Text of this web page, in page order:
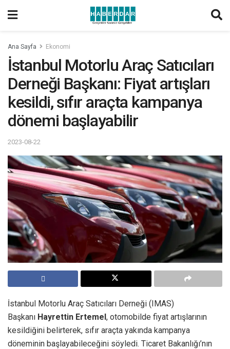
Ana Sayfa Ekonomi
İstanbul Motorlu Araç Satıcıları
Derneği Başkanı: Fiyat artışları
kesildi, sıfır araçta kampanya
dönemi başlayabilir
2023-08-22
İstanbul Motorlu Araç Satıcıları Derneği (IMAS)
Başkanı Hayrettin Ertemel, otomobilde fiyat artışlarının
kesildiğini belirterek, sıfır araçta yakında kampanya
döneminin başlayabileceğini söyledi. Ticaret Bakanlığı’nın